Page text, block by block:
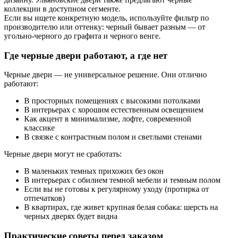
коллекции в доступном сегменте.
Если вы ищете конкретную модель, используйте фильтр по
производителю или оттенку: черный бывает разным — от
угольно-черного до графита и черного венге.
Где черные двери работают, а где нет
Черные двери — не универсальное решение. Они отлично
работают:
В просторных помещениях с высокими потолками
В интерьерах с хорошим естественным освещением
Как акцент в минимализме, лофте, современной
классике
В связке с контрастным полом и светлыми стенами
Черные двери могут не сработать:
В маленьких темных прихожих без окон
В интерьерах с обилием темной мебели и темным полом
Если вы не готовы к регулярному уходу (протирка от
отпечатков)
В квартирах, где живет крупная белая собака: шерсть на
черных дверях будет видна
Практические советы перед заказом